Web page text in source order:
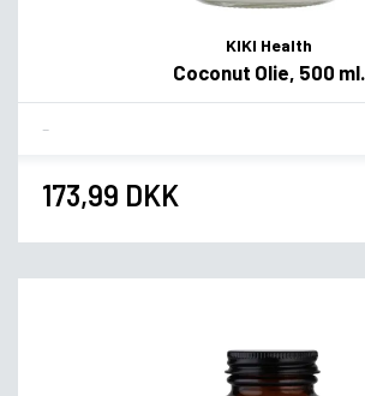
KIKI Health
Coconut Olie, 500 ml.
173,99 DKK